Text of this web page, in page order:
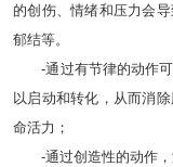
的创伤、情绪和压力会
郁结等。
-通过有节律的动作可
以启动和转化，从而消
命活力；
-通过创造性的动作，